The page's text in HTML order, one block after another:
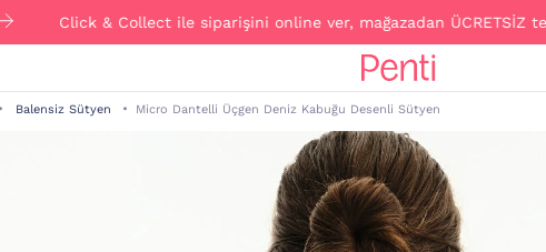
Click & Collect ile siparişini online ver, mağazadan ÜCRETSİZ teslim al!
Balensiz Sütyen Micro Dantelli Üçgen Deniz Kabuğu Desenli Sütyen